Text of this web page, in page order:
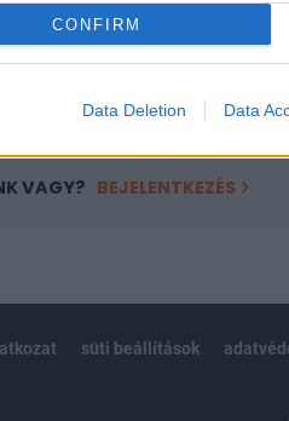
CONFIRM
Data Deletion Data
elmúlt 2 év napon belüli
VAGY? BEJELENTKEZÉS
süti beállítások